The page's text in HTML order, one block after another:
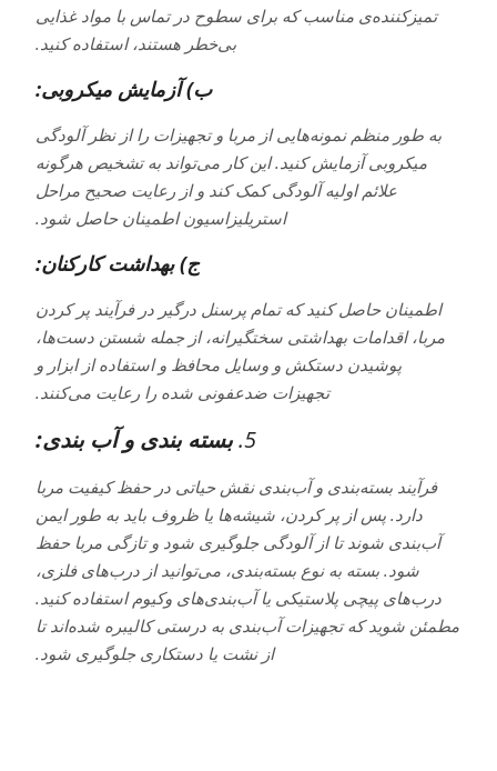
تمیزکننده‌ی مناسب که برای سطوح در تماس با مواد غذایی
بی‌خطر هستند، استفاده کنید.
ب) آزمایش میکروبی:
به طور منظم نمونه‌هایی از مربا و تجهیزات را از نظر آلودگی
میکروبی آزمایش کنید. این کار می‌تواند به تشخیص هرگونه
علائم اولیه آلودگی کمک کند و از رعایت صحیح مراحل
استریلیزاسیون اطمینان حاصل شود.
ج) بهداشت کارکنان:
اطمینان حاصل کنید که تمام پرسنل درگیر در فرآیند پر کردن
مربا، اقدامات بهداشتی سختگیرانه، از جمله شستن دست‌ها،
پوشیدن دستکش و وسایل محافظ و استفاده از ابزار و
تجهیزات ضدعفونی شده را رعایت می‌کنند.
5. بسته بندی و آب بندی:
فرآیند بسته‌بندی و آب‌بندی نقش حیاتی در حفظ کیفیت مربا
دارد. پس از پر کردن، شیشه‌ها یا ظروف باید به طور ایمن
آب‌بندی شوند تا از آلودگی جلوگیری شود و تازگی مربا حفظ
شود. بسته به نوع بسته‌بندی، می‌توانید از درب‌های فلزی،
درب‌های پیچی پلاستیکی یا آب‌بندی‌های وکیوم استفاده کنید.
مطمئن شوید که تجهیزات آب‌بندی به درستی کالیبره شده‌اند تا
از نشت یا دستکاری جلوگیری شود.